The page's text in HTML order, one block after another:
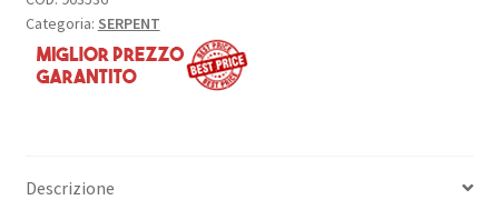
Categoria: SERPENT
Descrizione